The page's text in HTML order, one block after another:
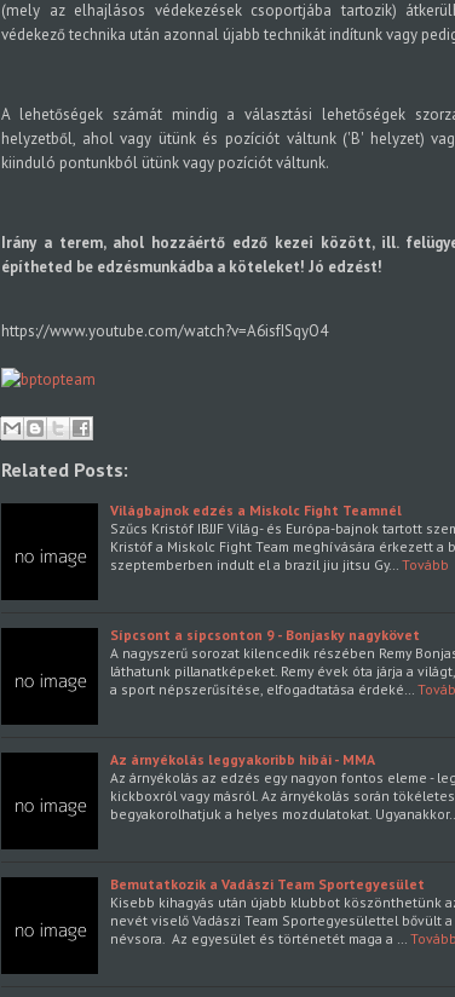
(mely az elhajlásos védekezések csoportjába tartozik)
védekező technika után azonnal újabb technikát indítunk vagy
A lehetőségek számát mindig a választási lehetőségek
helyzetből, ahol vagy ütünk és pozíciót váltunk ('B' helyzet)
kiinduló pontunkból ütünk vagy pozíciót váltunk.
Irány a terem, ahol hozzáértő edző kezei között, ill.
építheted be edzésmunkádba a köteleket! Jó edzést!
https://www.youtube.com/watch?v=A6isfISqyO4
Related Posts:
Világbajnok edzés a Miskolc Fight Teamnél
Szűcs Kristóf IBJJF Világ- és Európa-bajnok tartott
Kristóf a Miskolc Fight Team meghívására érkezett a
szeptemberben indult el a brazil jiu jitsu Gy… Tovább
Sípcsont a sípcsonton 9 - Bonjasky nagykövet
A nagyszerű sorozat kilencedik részében Remy
láthatunk pillanatképeket. Remy évek óta járja a
a sport népszerűsítése, elfogadtatása érdeké…
Az árnyékolás leggyakoribb hibái - MMA
Az árnyékolás az edzés egy nagyon fontos eleme -
kickboxról vagy másról. Az árnyékolás során
begyakorolhatjuk a helyes mozdulatokat. Ugyanakkor…
Bemutatkozik a Vadászi Team Sportegyesület
Kisebb kihagyás után újabb klubbot köszönthetünk
nevét viselő Vadászi Team Sportegyesülettel bővült
névsora. Az egyesület és történetét maga a …
Tovább